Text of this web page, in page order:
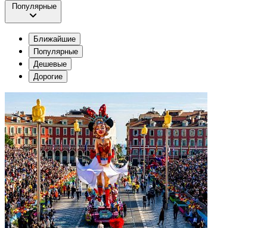
Популярные
Ближайшие
Популярные
Дешевые
Дорогие